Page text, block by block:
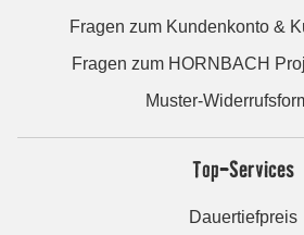
Fragen zum Kundenkonto &
Fragen zum HORNBACH
Muster-
Top-Services
Dauertiefpreis